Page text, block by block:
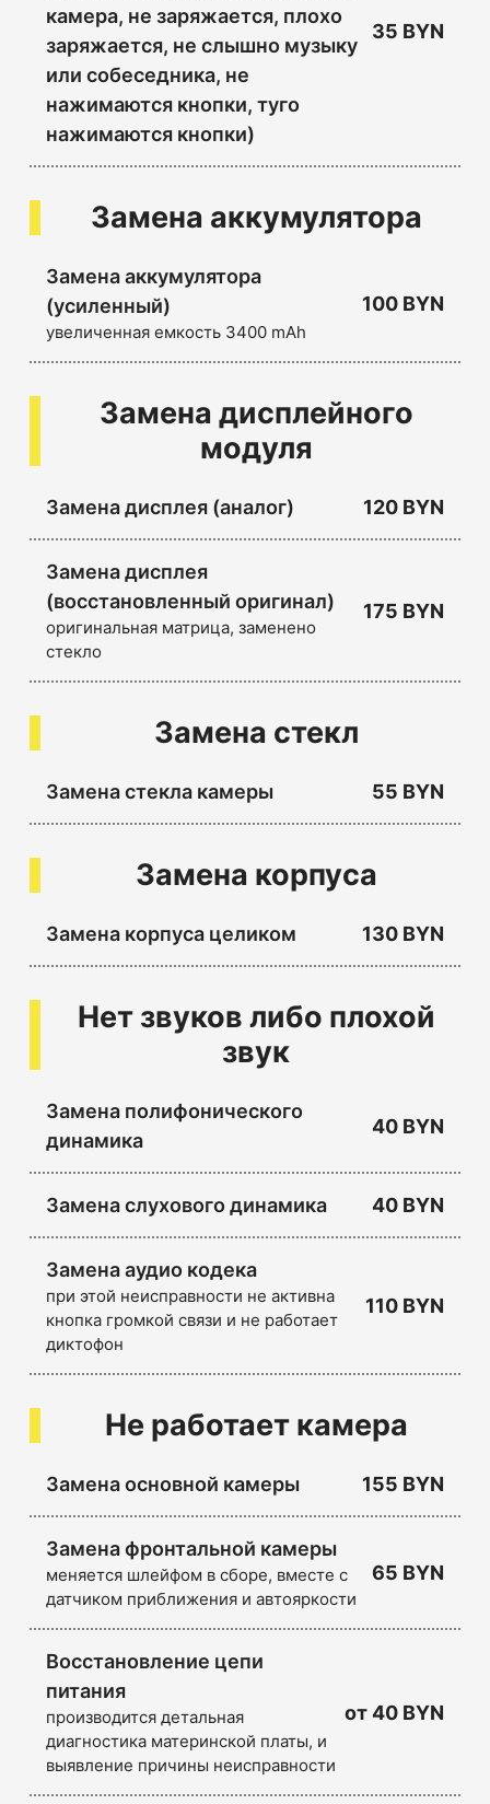
камера, не заряжается, плохо
заряжается, не слышно музыку
или собеседника, не
нажимаются кнопки, туго
нажимаются кнопки)
35 BYN
Замена аккумулятора
Замена аккумулятора
(усиленный)
увеличенная емкость 3400 mAh
100 BYN
Замена дисплейного
модуля
Замена дисплея (аналог) 120 BYN
Замена дисплея
(восстановленный оригинал)
оригинальная матрица, заменено
стекло
175 BYN
Замена стекл
Замена стекла камеры 55 BYN
Замена корпуса
Замена корпуса целиком 130 BYN
Нет звуков либо плохой
звук
Замена полифонического
динамика
40 BYN
Замена слухового динамика 40 BYN
Замена аудио кодека
при этой неисправности не активна
кнопка громкой связи и не работает
диктофон
110 BYN
Не работает камера
Замена основной камеры 155 BYN
Замена фронтальной камеры
меняется шлейфом в сборе, вместе с
датчиком приближения и автояркости
65 BYN
Восстановление цепи
питания
производится детальная
диагностика материнской платы, и
выявление причины неисправности
от40 BYN